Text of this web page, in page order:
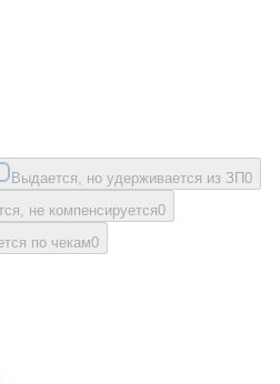
Выдается, но удерживается из ЗП0
не компенсируется0
по чекам0